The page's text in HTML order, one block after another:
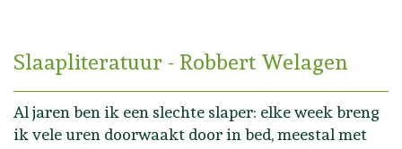
Slaapliteratuur - Robbert Welagen
Al jaren ben ik een slechte slaper: elke week breng
ik vele uren doorwaakt door in bed, meestal met